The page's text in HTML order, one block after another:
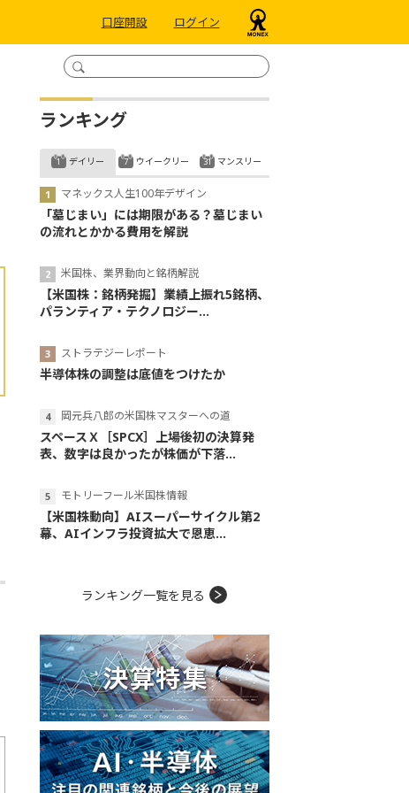
口座開設 ログイン
ランキング
デイリー
マネックス人生100年デザイン
「墓じまい」には期限がある？墓じまい
の流れとかかる費用を解説
米国株、業界動向と銘柄解説
【米国株：銘柄発掘】業績上振れ5銘柄、
パランティア・テクノロジー...
ストラテジーレポート
半導体株の調整は底値をつけたか
岡元兵八郎の米国株マスターへの道
スペースＸ［SPCX］上場後初の決算発
表、数字は良かったが株価が下落...
モトリーフール米国株情報
【米国株動向】AIスーパーサイクル第2
幕、AIインフラ投資拡大で恩恵...
ウイークリー マンスリー
ランキング一覧を見る